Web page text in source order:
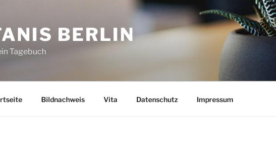
BERLIN
Tagebuch
Bildnachweis Vita Datenschutz Impressum